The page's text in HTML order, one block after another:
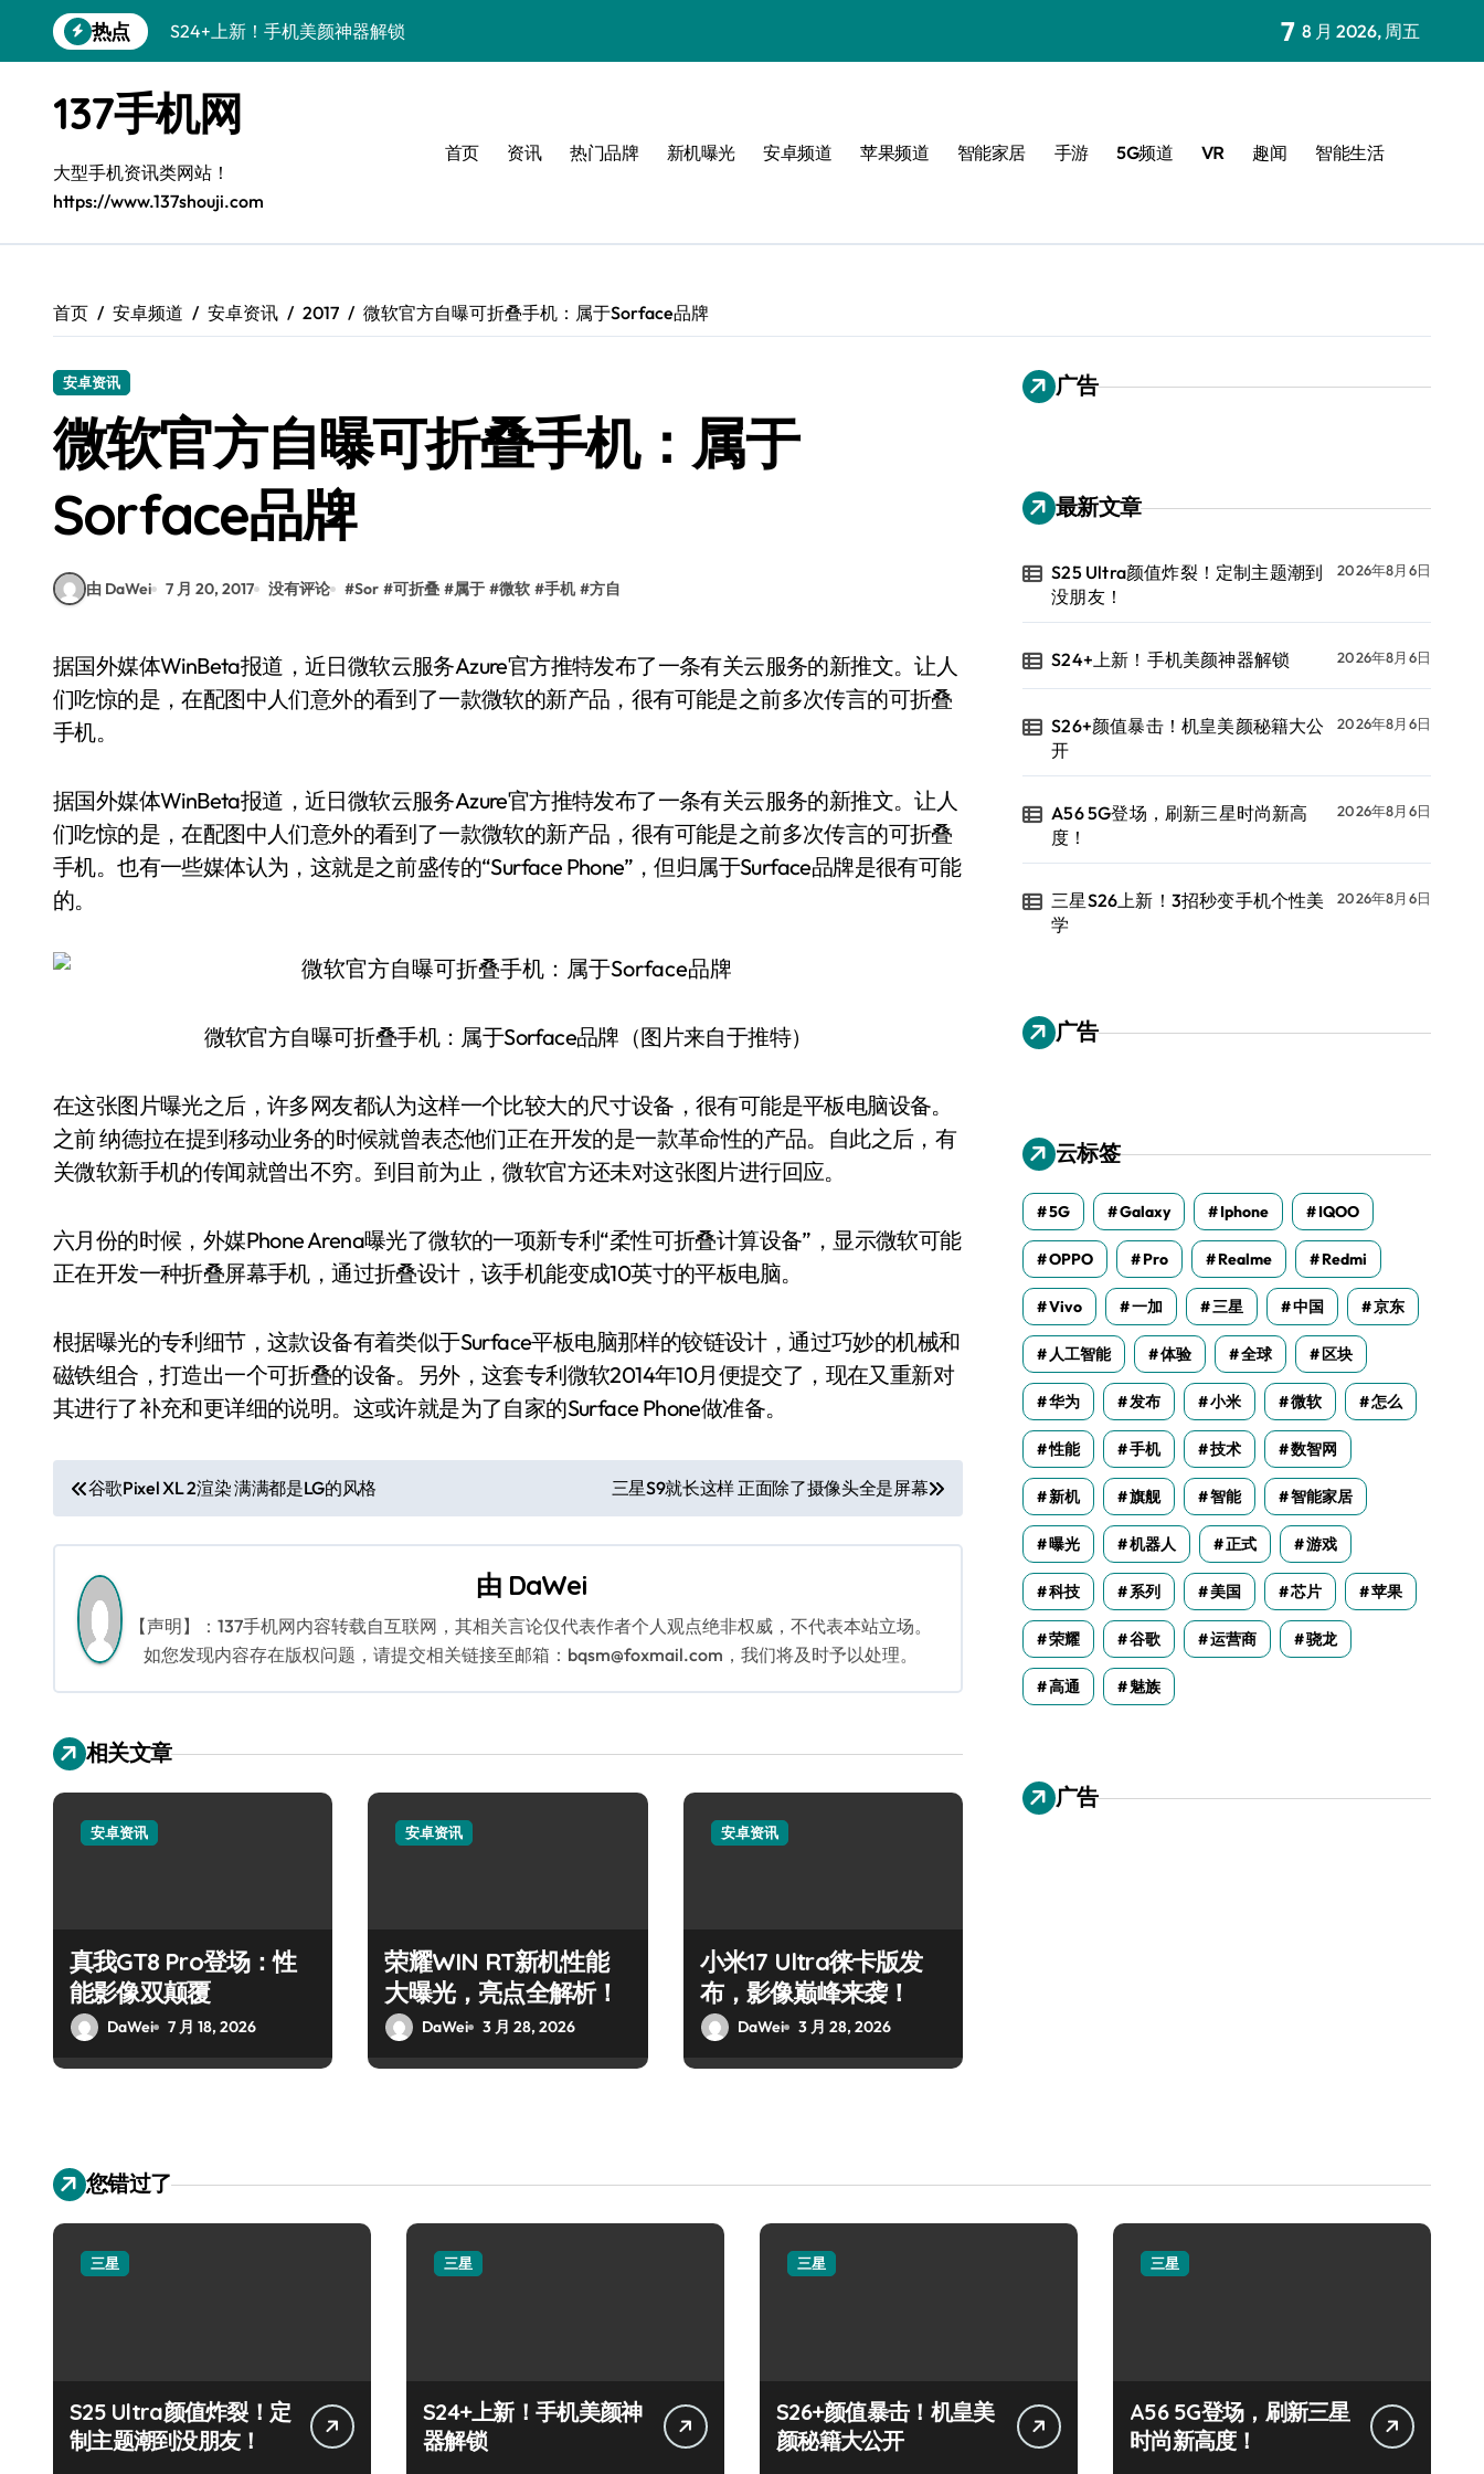
到
热点
S24+上新！手机美颜神器解锁
A56 5G登场，刷新三星时尚新高度！
三星S26上新！3招秒变手机个性美学
S25美学攻略：解锁三星个性炫彩新姿势
C55 5G潮玩秘籍：定制时尚新态度
Galaxy Z Flip6：折叠间，尽显潮流魔力！
S25 Ultra颜值炸裂！定制主题潮到没朋友！
7 8 月 2026, 周五
137手机网
大型手机资讯类网站！
https://www.137shouji.com
首页 资讯 热门品牌 新机曝光 安卓频道 苹果频道 智能家居 手游 5G频道 VR 趣闻 智能生活
首页 安卓频道 安卓资讯 2017 微软官方自曝可折叠手机：属于Sorface品牌
安卓资讯
微软官方自曝可折叠手机：属于
Sorface品牌
由 DaWei 7 月 20, 2017 没有评论 #Sor #可折叠 #属于 #微软 #手机 #方自
据国外媒体WinBeta报道，近日微软云服务Azure官方推特发布了一条有关云服务的新推文。让人
们吃惊的是，在配图中人们意外的看到了一款微软的新产品，很有可能是之前多次传言的可折叠
手机。
据国外媒体WinBeta报道，近日微软云服务Azure官方推特发布了一条有关云服务的新推文。让人
们吃惊的是，在配图中人们意外的看到了一款微软的新产品，很有可能是之前多次传言的可折叠
手机。也有一些媒体认为，这就是之前盛传的“Surface Phone”，但归属于Surface品牌是很有可能
的。
微软官方自曝可折叠手机：属于Sorface品牌（图片来自于推特）
在这张图片曝光之后，许多网友都认为这样一个比较大的尺寸设备，很有可能是平板电脑设备。
之前 纳德拉在提到移动业务的时候就曾表态他们正在开发的是一款革命性的产品。自此之后，有
关微软新手机的传闻就曾出不穷。到目前为止，微软官方还未对这张图片进行回应。
六月份的时候，外媒Phone Arena曝光了微软的一项新专利“柔性可折叠计算设备”，显示微软可能
正在开发一种折叠屏幕手机，通过折叠设计，该手机能变成10英寸的平板电脑。
根据曝光的专利细节，这款设备有着类似于Surface平板电脑那样的铰链设计，通过巧妙的机械和
磁铁组合，打造出一个可折叠的设备。另外，这套专利微软2014年10月便提交了，现在又重新对
其进行了补充和更详细的说明。这或许就是为了自家的Surface Phone做准备。
文
章
导
航
谷歌Pixel XL 2渲染 满满都是LG的风格 三星S9就长这样 正面除了摄像头全是屏幕
由 DaWei
【声明】：137手机网内容转载自互联网，其相关言论仅代表作者个人观点绝非权威，不代表本站立场。
如您发现内容存在版权问题，请提交相关链接至邮箱：bqsm@foxmail.com，我们将及时予以处理。
相关文章
安卓资讯
真我GT8 Pro登场：性
能影像双颠覆
DaWei 7 月 18, 2026
安卓资讯
荣耀WIN RT新机性能
大曝光，亮点全解析！
DaWei 3 月 28, 2026
安卓资讯
小米17 Ultra徕卡版发
布，影像巅峰来袭！
DaWei 3 月 28, 2026
广告
最新文章
S25 Ultra颜值炸裂！定制主题潮到
没朋友！
2026年8月6日
S24+上新！手机美颜神器解锁 2026年8月6日
S26+颜值暴击！机皇美颜秘籍大公
开
2026年8月6日
A56 5G登场，刷新三星时尚新高
度！
2026年8月6日
三星S26上新！3招秒变手机个性美
学
2026年8月6日
广告
云标签
5G Galaxy Iphone IQOO
OPPO Pro Realme Redmi
Vivo 一加 三星 中国 京东
人工智能 体验 全球 区块
华为 发布 小米 微软 怎么
性能 手机 技术 数智网
新机 旗舰 智能 智能家居
曝光 机器人 正式 游戏
科技 系列 美国 芯片 苹果
荣耀 谷歌 运营商 骁龙
高通 魅族
广告
您错过了
三星
S25 Ultra颜值炸裂！定
制主题潮到没朋友！
三星
S24+上新！手机美颜神
器解锁
三星
S26+颜值暴击！机皇美
颜秘籍大公开
三星
A56 5G登场，刷新三星
时尚新高度！